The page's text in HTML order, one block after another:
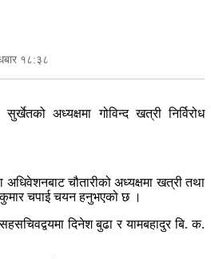
१८:३८
अध्यक्षमा गोविन्द खत्री निर्विरोध
अधिवेशनबाट चौतारीको अध्यक्षमा खत्री तथा
चपाई चयन हनुभएको छ ।
दिनेश बुढा र यामबहादुर बि. क.